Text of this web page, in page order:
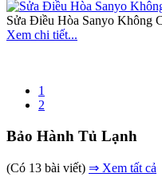
Sửa Điều Hòa Sanyo Không
Xem chi tiết...
1
2
Bảo Hành Tủ Lạnh
(Có 13 bài viết) ⇒ Xem tất cả